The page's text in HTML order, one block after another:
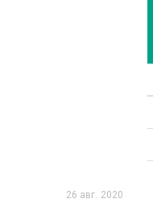
26 авг. 2020